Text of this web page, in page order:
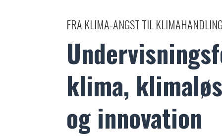
FRA KLIMA-ANGST TIL
klima,
og innovation